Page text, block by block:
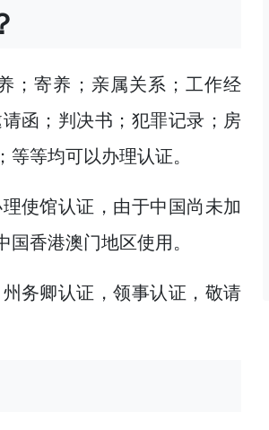
；寄养；亲属关系；工作经
函；判决书；犯罪记录；房
等均可以办理认证。
使馆认证，由于中国尚未加
香港澳门地区使用。
务卿认证，领事认证，敬请